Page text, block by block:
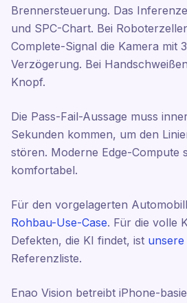
Brennersteuerung. Das
und SPC-Chart. Bei
Complete-Signal die Kamera mit
Verzögerung. Bei
Knopf.
Die Pass-Fail-Aussage muss
Sekunden kommen, um den
stören. Moderne Edge-Compute
komfortabel.
Für den vorgelagerten
Rohbau-Use-Case. Für die volle
Defekten, die KI findet, ist
Referenzliste.
Enao Vision betreibt iPhone-